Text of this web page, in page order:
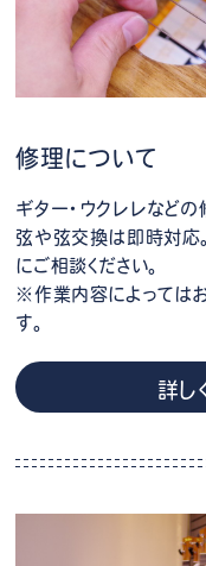
修理について
ギター・ウクレレなどの
弦や弦交換は即時対応
にご相談ください。
※作業内容によっては
す。
詳し